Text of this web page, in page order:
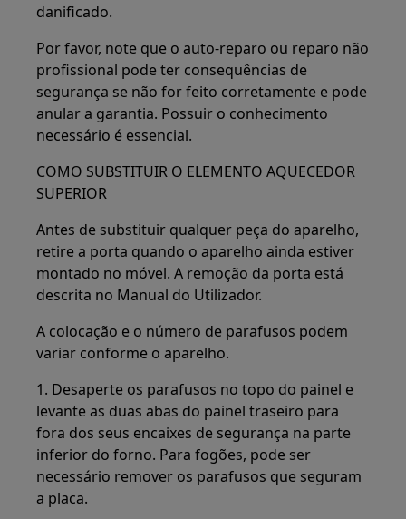
danificado.
Por favor, note que o auto-reparo ou reparo não
profissional pode ter consequências de
segurança se não for feito corretamente e pode
anular a garantia. Possuir o conhecimento
necessário é essencial.
COMO SUBSTITUIR O ELEMENTO AQUECEDOR
SUPERIOR
Antes de substituir qualquer peça do aparelho,
retire a porta quando o aparelho ainda estiver
montado no móvel. A remoção da porta está
descrita no Manual do Utilizador.
A colocação e o número de parafusos podem
variar conforme o aparelho.
1. Desaperte os parafusos no topo do painel e
levante as duas abas do painel traseiro para
fora dos seus encaixes de segurança na parte
inferior do forno. Para fogões, pode ser
necessário remover os parafusos que seguram
a placa.